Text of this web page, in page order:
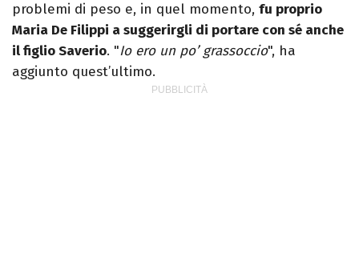
problemi di peso e, in quel momento, fu proprio
Maria De Filippi a suggerirgli di portare con sé anche
il figlio Saverio. "Io ero un po’ grassoccio", ha
aggiunto quest’ultimo.